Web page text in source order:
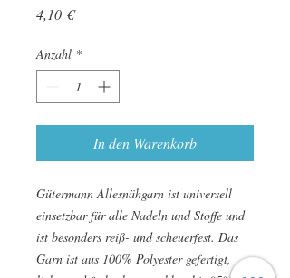
4,10 €Preis
Anzahl *
In den Warenkorb
Gütermann Allesnähgarn ist universell
einsetzbar für alle Nadeln und Stoffe und
ist besonders reiß- und scheuerfest. Das
Garn ist aus 100% Polyester gefertigt,